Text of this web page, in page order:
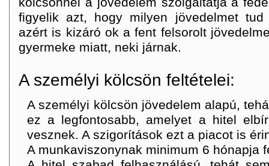
figyelik azt, hogy milyen jövedelmet
azért is kizáró ok a fent felsorolt
gyermeke miatt, neki járnak.
A személyi kölcsön feltételei:
A személyi kölcsön jövedelem alapú,
ez a legfontosabb, amelyet a hitel
vesznek. A szigorítások ezt a piacot is
A munkaviszonynak minimum 6 hónapja